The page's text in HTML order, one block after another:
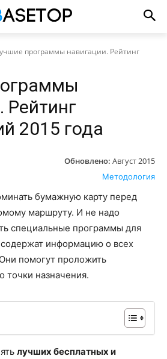
программы навигации. Рейтинг
Рейтинг
2015 года
Обновлено: Август 2015
Методология
бумажную карту перед
маршруту. И не надо
специальные программы для
информацию о всех
помогут проложить
точки назначения.
лучших бесплатных и